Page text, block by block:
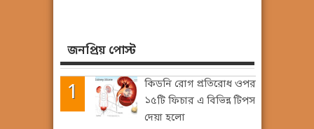
জনপ্রিয় পোস্ট
কিডনি রোগ প্রতিরোধ ওপর
১৫টি ফিচার এ বিভিন্ন টিপস
দেয়া হলো